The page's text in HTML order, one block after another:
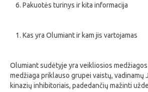
Pakuotės turinys ir kita informacija
Kas yra Olumiant ir kam jis vartojamas
Olumiant sudėtyje yra veikliosios medžiagos
medžiaga priklauso grupei vaistų, vadinamų
kinazių inhibitoriais, padedančių mažinti